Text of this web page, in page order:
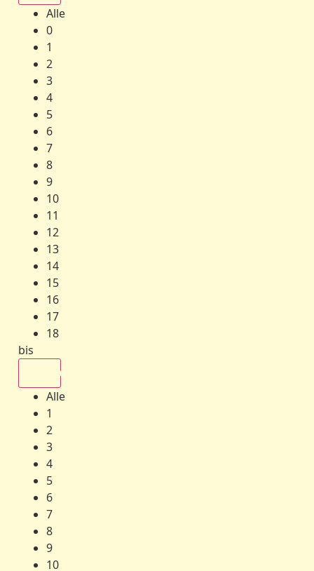
Alle
0
1
2
3
4
5
6
7
8
9
10
11
12
13
14
15
16
17
18
bis
Alle
1
2
3
4
5
6
7
8
9
10